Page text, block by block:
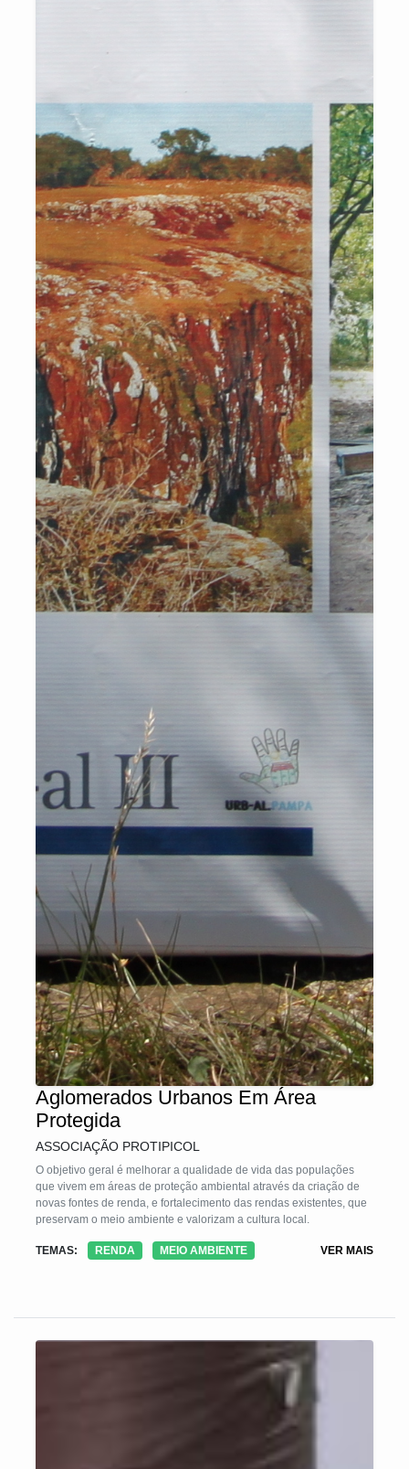
Aglomerados Urbanos Em Área
Protegida
ASSOCIAÇÃO PROTIPICOL
O objetivo geral é melhorar a qualidade de vida das populações
que vivem em áreas de proteção ambiental através da criação de
novas fontes de renda, e fortalecimento das rendas existentes, que
preservam o meio ambiente e valorizam a cultura local.
TEMAS: RENDA MEIO AMBIENTE VER MAIS